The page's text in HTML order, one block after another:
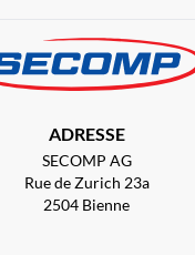
ADRESSE
SECOMP AG
Rue de Zurich 23a
2504 Bienne